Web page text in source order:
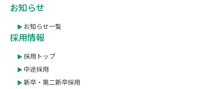
お知らせ
お知らせ一覧
採用情報
採用トップ
中途採用
新卒・第二新卒採用